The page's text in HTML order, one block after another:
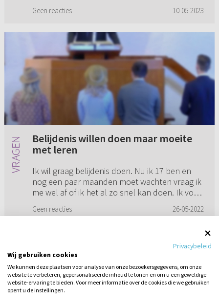
Geen reacties 10-05-2023
Belijdenis willen doen maar moeite
met leren
Ik wil graag belijdenis doen. Nu ik 17 ben en
nog een paar maanden moet wachten vraag ik
me wel af of ik het al zo snel kan doen. Ik voel
wil ik gewoon veel di...
Geen reacties 26-05-2022
1 2
Privacybeleid
Wij gebruiken cookies
We kunnen deze plaatsen voor analyse van onze bezoekersgegevens, om onze
website te verbeteren, gepersonaliseerde inhoud te tonen en om u een geweldige
website-ervaring te bieden. Voor meer informatie over de cookies die we gebruiken
opent u de instellingen.